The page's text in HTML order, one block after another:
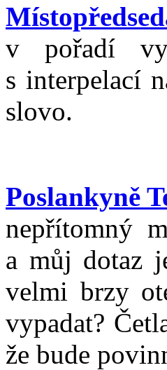
v pořadí
s interpelací
slovo.
Poslankyně
nepřítomný
a můj dotaz
velmi brzy
vypadat?
že bude